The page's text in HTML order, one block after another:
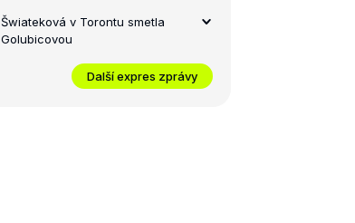
Šwiateková v Torontu smetla
Golubicovou
Další expres zprávy